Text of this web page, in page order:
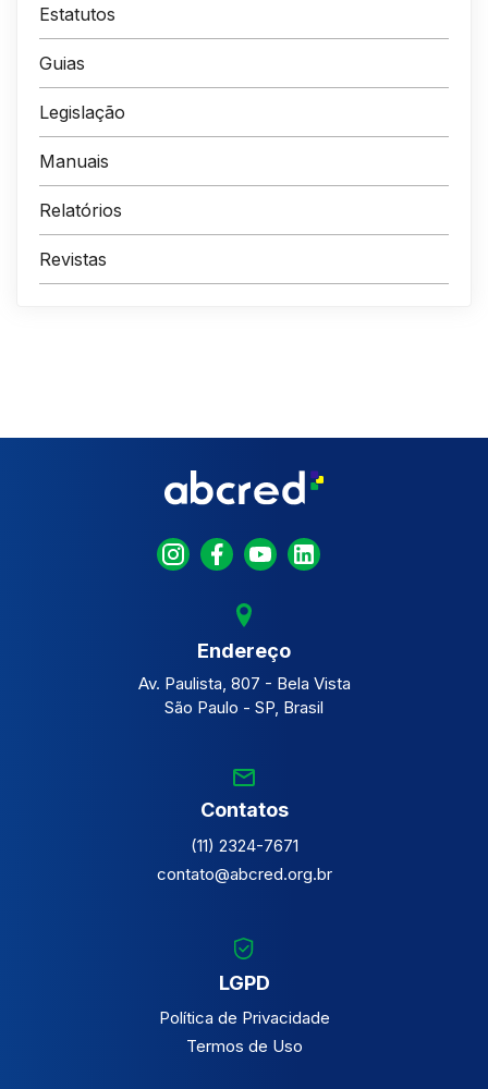
Estatutos
Guias
Legislação
Manuais
Relatórios
Revistas
Endereço
Av. Paulista, 807 - Bela Vista
São Paulo - SP, Brasil
Contatos
(11) 2324-7671
contato@abcred.org.br
LGPD
Política de Privacidade
Termos de Uso